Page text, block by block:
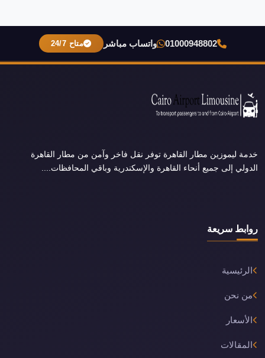
01000948802 واتساب مباشر متاح 24/7
خدمة ليموزين مطار القاهرة توفر نقل فاخر وآمن من مطار القاهرة
الدولي إلى جميع أنحاء القاهرة والإسكندرية وباقي المحافظات....
روابط سريعة
الرئيسية
من نحن
الأسعار
المقالات